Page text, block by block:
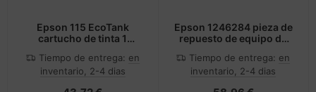
Epson 115 EcoTank
cartucho de tinta 1
Tiempo de entrega: en
inventario, 2-4 dias
Epson 1246284 pieza de
repuesto de equipo de
Tiempo de entrega: en
inventario, 2-4 dias